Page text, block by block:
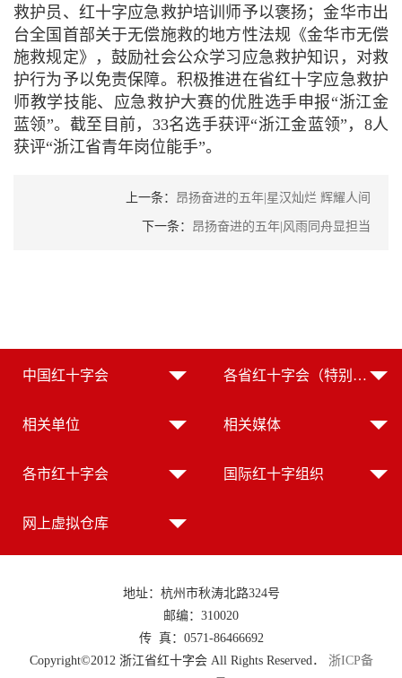
救护员、红十字应急救护培训师予以褒扬；金华市出
台全国首部关于无偿施救的地方性法规《金华市无偿
施救规定》，鼓励社会公众学习应急救护知识，对救
护行为予以免责保障。 积极推进在省红十字应急救护
师教学技能、应急救护大赛的优胜选手申报“浙江金
蓝领”。截至目前，33名选手获评“浙江金蓝领”，8人
获评“浙江省青年岗位能手”。
上一条： 昂扬奋进的五年|星汉灿烂 辉耀人间
下一条： 昂扬奋进的五年|风雨同舟显担当
中国红十字会 各省红十字会（特别行政区红十字会）
相关单位 相关媒体
各市红十字会 国际红十字组织
网上虚拟仓库
地址：杭州市秋涛北路324号
邮编：310020
传 真：0571-86466692
Copyright©2012 浙江省红十字会 All Rights Reserved． 浙ICP备